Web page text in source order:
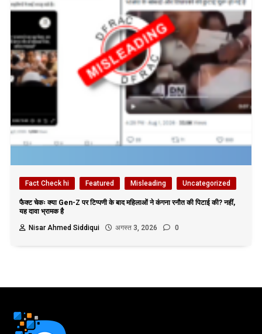
Fact Check hi Featured Misleading Uncategorized
फैक्ट चेकः क्या Gen-Z पर टिप्पणी के बाद महिलाओं ने कंगना रनौत की पिटाई की? नहीं,
यह दावा भ्रामक है
Nisar Ahmed Siddiqui
अगस्त 3, 2026 0